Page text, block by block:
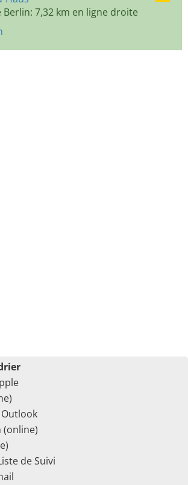
Berlin: 7,32 km en ligne droite
(online)
de Suivi